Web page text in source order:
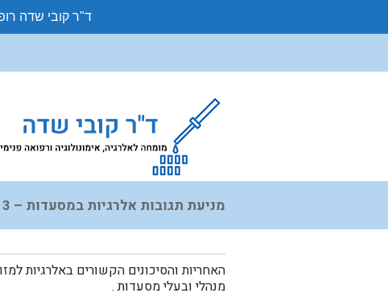
מניעת תגובות אלרגיות במסעדות – 3 עצות למסעדנים
האחריות והסיכונים הקשורים באלרגיות
מנהלי ובעלי מסעדות .
ד"ר קובי שדה